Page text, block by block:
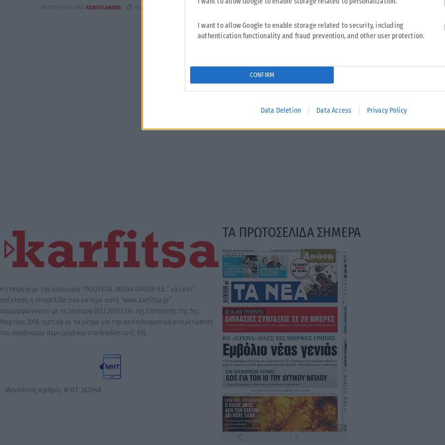
I want to allow Google to enable storage related to security, including
authentication functionality and fraud prevention, and other user protection.
CONFIRM
Data Deletion Data Access Privacy Policy
KARFITSANEWS
ΤΑ ΠΡΩΤΟΣΕΛΙΔΑ ΣΗΜΕΡΑ
Ταπρωτοσέλιδατωνεφημερίδων
Ταυτότητα Επικοινωνία & Διαφήμιση Όροι Χρήσης – Πολιτική Απορρήτου